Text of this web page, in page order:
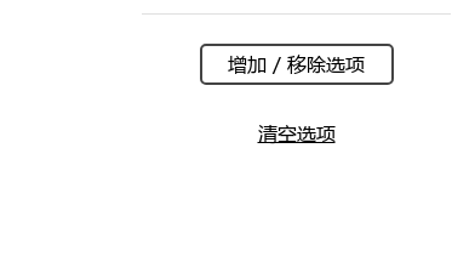
增加 / 移除选项
清空选项